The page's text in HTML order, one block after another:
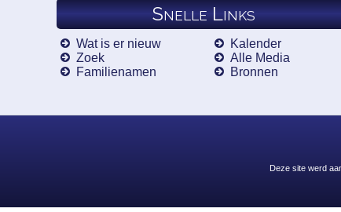
Snelle Links
Wat is er nieuw
Zoek
Familienamen
Kalender
Alle Media
Bronnen
Deze site werd